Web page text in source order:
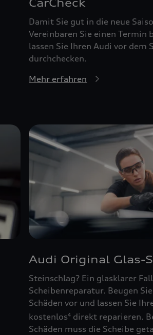
CarCheck
Damit Sie gut in die neue
Vereinbaren Sie einen Termin
lassen Sie Ihren Audi vor dem
durchchecken.
Mehr erfahren
Audi Original Glas-
Steinschlag? Ein glasklarer
Scheibenreparatur. Beugen
Schäden vor und lassen Sie
kostenlos4 direkt reparieren.
Schäden muss die Scheibe